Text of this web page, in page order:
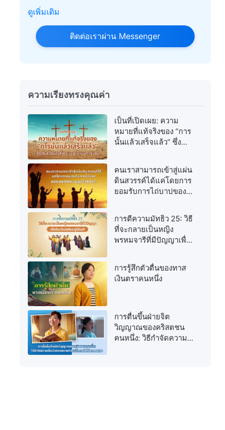
ดูเพิ่มเติม
ติดต่อเราผ่าน Messenger
ความเรียงทรงคุณค่า
เป็นที่เปิดเผย: ความ
หมายที่แท้จริงของ “การ
นั้นแล้วเสร็จแล้ว” ซึ่ง
คนเราสามารถเข้าสู่แผ่น
ดินสวรรค์ได้แค่โดยการ
ยอมรับการไถ่บาปของ
การตีความมัทธิว 25: วิธี
ที่จะกลายเป็นหญิง
พรหมจารีที่มีปัญญาเพื่อ
การรู้สึกตัวตื่นของทาส
เงินตราคนหนึ่ง
การตื่นขึ้นฝ่ายจิต
วิญญาณของคริสตชน
คนหนึ่ง: วิธีกำจัดความ